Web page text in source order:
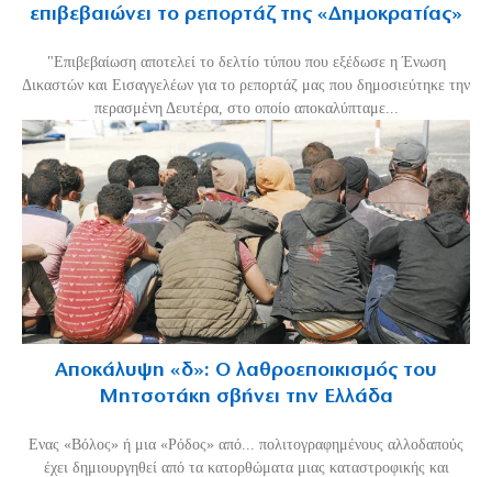
επιβεβαιώνει το ρεπορτάζ της «Δημοκρατίας»
"Επιβεβαίωση αποτελεί το δελτίο τύπου που εξέδωσε η Ένωση
Δικαστών και Εισαγγελέων για το ρεπορτάζ μας που δημοσιεύτηκε την
περασμένη Δευτέρα, στο οποίο αποκαλύπταμε...
Αποκάλυψη «δ»: Ο λαθροεποικισμός του
Μητσοτάκη σβήνει την Ελλάδα
Ενας «Βόλος» ή μια «Ρόδος» από... πολιτογραφημένους αλλοδαπούς
έχει δημιουργηθεί από τα κατορθώματα μιας καταστροφικής και